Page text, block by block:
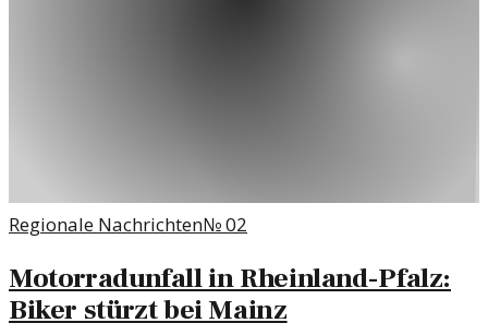
Regionale Nachrichten№02
Motorradunfall in Rheinland-Pfalz:
Biker stürzt bei Mainz